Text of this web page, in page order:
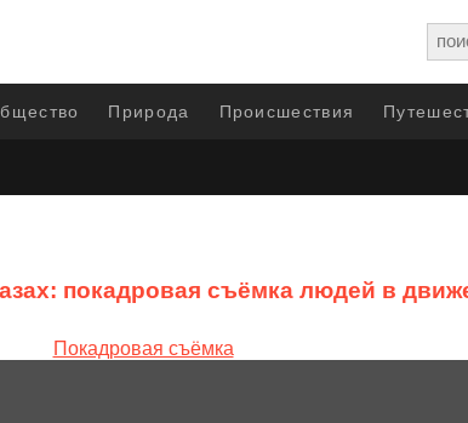
Природа Происшествия
покадровая съёмка людей в